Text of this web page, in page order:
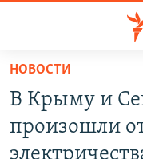
Вернуться
основному
содержанию
Вернутся
СПЕЦПРОЕКТЫ
ВОДА
НОВОСТИ
В Крыму и
произошли